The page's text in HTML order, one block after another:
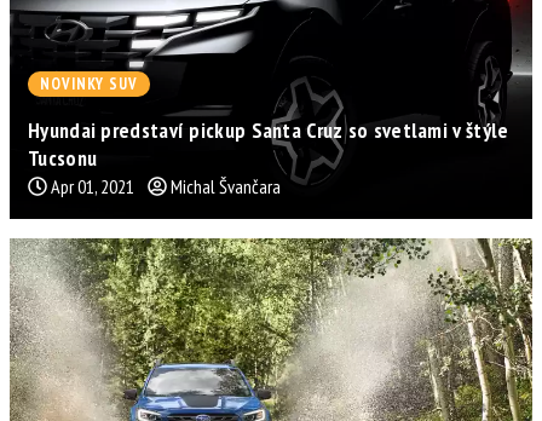
NOVINKY SUV
Hyundai predstaví pickup Santa Cruz so svetlami v štýle
Tucsonu
Apr 01, 2021 Michal Švančara